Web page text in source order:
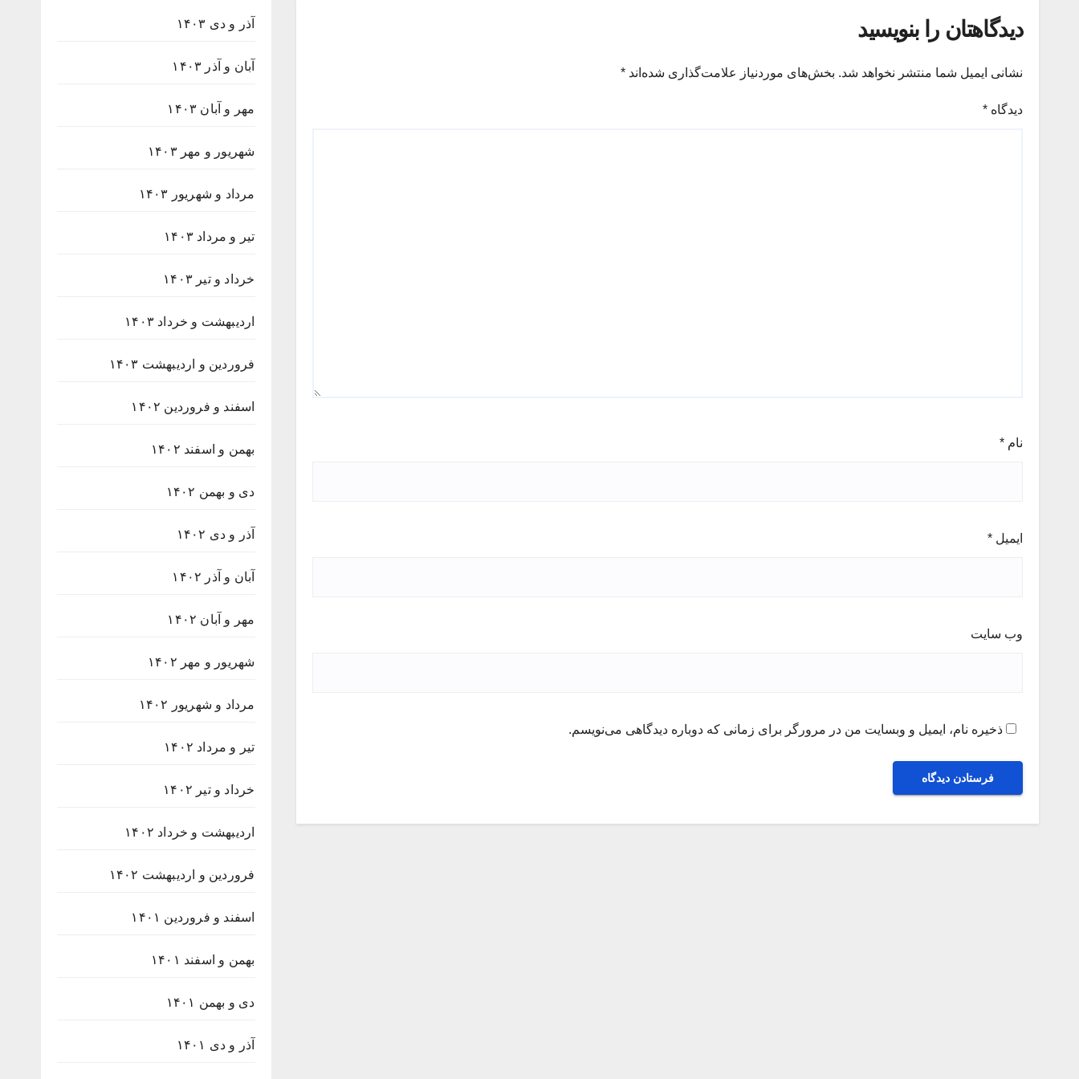
دیدگاهتان را بنویسید
نشانی ایمیل شما منتشر نخواهد شد. بخش‌های موردنیاز علامت‌گذاری شده‌اند *
دیدگاه *
نام *
ایمیل *
وب‌ سایت
ذخیره نام، ایمیل و وبسایت من در مرورگر برای زمانی که دوباره دیدگاهی می‌نویسم.
آذر و دی ۱۴۰۳
آبان و آذر ۱۴۰۳
مهر و آبان ۱۴۰۳
شهریور و مهر ۱۴۰۳
مرداد و شهریور ۱۴۰۳
تیر و مرداد ۱۴۰۳
خرداد و تیر ۱۴۰۳
اردیبهشت و خرداد ۱۴۰۳
فروردین و اردیبهشت ۱۴۰۳
اسفند و فروردین ۱۴۰۲
بهمن و اسفند ۱۴۰۲
دی و بهمن ۱۴۰۲
آذر و دی ۱۴۰۲
آبان و آذر ۱۴۰۲
مهر و آبان ۱۴۰۲
شهریور و مهر ۱۴۰۲
مرداد و شهریور ۱۴۰۲
تیر و مرداد ۱۴۰۲
خرداد و تیر ۱۴۰۲
اردیبهشت و خرداد ۱۴۰۲
فروردین و اردیبهشت ۱۴۰۲
اسفند و فروردین ۱۴۰۱
بهمن و اسفند ۱۴۰۱
دی و بهمن ۱۴۰۱
آذر و دی ۱۴۰۱